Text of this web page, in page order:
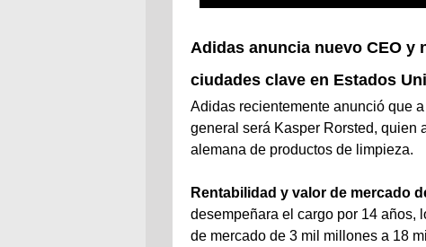
Adidas anuncia nuevo CEO y
ciudades clave en Estados
Adidas recientemente anunció que
general será Kasper Rorsted, quien
alemana de productos de limpieza.
Rentabilidad y valor de mercado
desempeñara el cargo por 14 años,
de mercado de 3 mil millones a 18